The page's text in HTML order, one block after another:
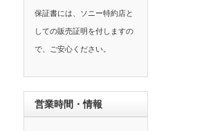
保証書には、ソニー特約店と
しての販売証明を付しますの
で、ご安心ください。
営業時間・情報